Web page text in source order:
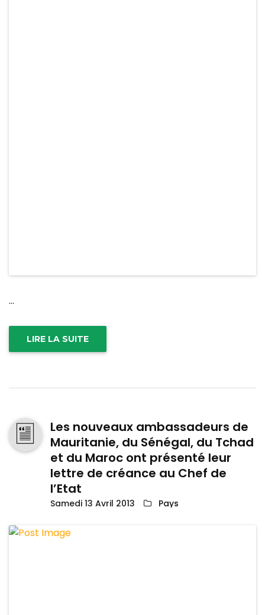
...
LIRE LA SUITE
Les nouveaux ambassadeurs de
Mauritanie, du Sénégal, du Tchad
et du Maroc ont présenté leur
lettre de créance au Chef de
l’Etat
Samedi 13 Avril 2013 Pays